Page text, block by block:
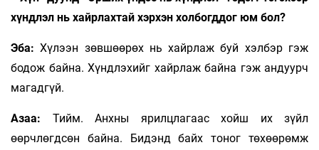
хүндлэл нь хайрлахтай хэрхэн холбогддог юм бол?
Эба: Хүлээн зөвшөөрөх нь хайрлаж буй хэлбэр гэж
бодож байна. Хүндлэхийг хайрлаж байна гэж андуурч
магадгүй.
Азаа: Тийм. Анхны ярилцлагаас хойш их зүйл
өөрчлөгдсөн байна. Бидэнд байх тоног төхөөрөмж